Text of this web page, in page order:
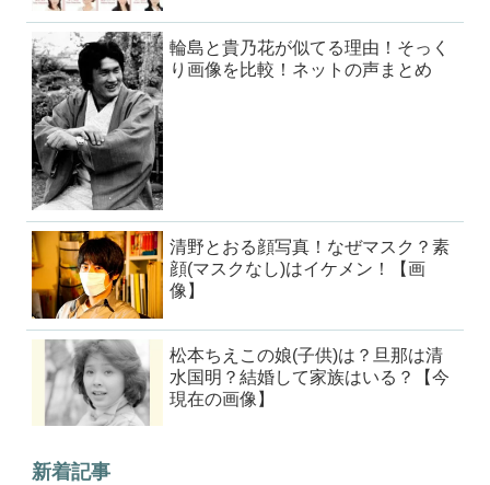
輪島と貴乃花が似てる理由！そっく
り画像を比較！ネットの声まとめ
清野とおる顔写真！なぜマスク？素
顔(マスクなし)はイケメン！【画
像】
松本ちえこの娘(子供)は？旦那は清
水国明？結婚して家族はいる？【今
現在の画像】
新着記事